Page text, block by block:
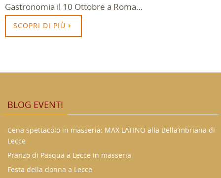
Gastronomia il 10 Ottobre a Roma…
SCOPRI DI PIÙ
BLOG EVENTI
Cena spettacolo in masseria: MAX LATINO alla Bella’mbriana di
Lecce
Pranzo di Pasqua a Lecce in masseria
Festa della donna a Lecce